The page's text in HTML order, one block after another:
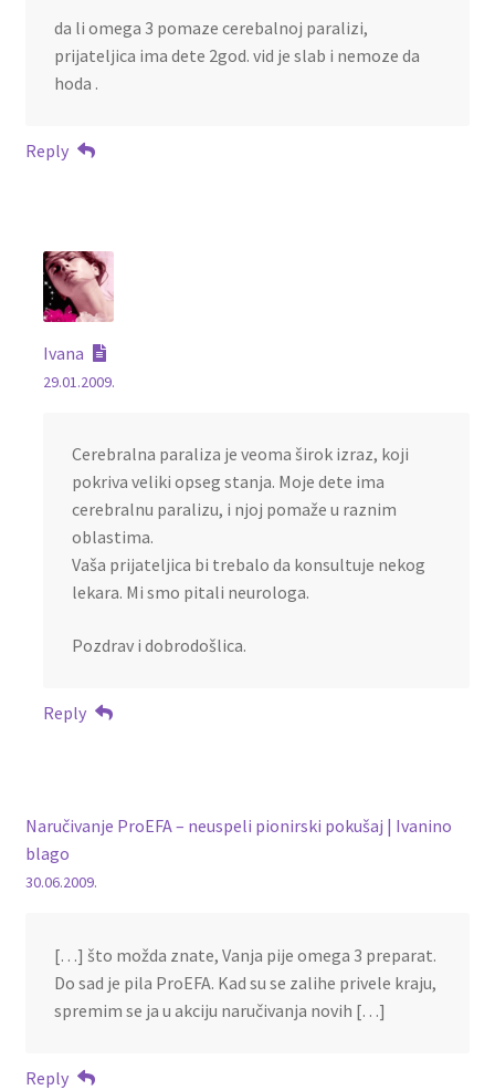
da li omega 3 pomaze cerebalnoj paralizi,
prijateljica ima dete 2god. vid je slab i nemoze da
hoda .
Reply
Ivana
29.01.2009.
Cerebralna paraliza je veoma širok izraz, koji
pokriva veliki opseg stanja. Moje dete ima
cerebralnu paralizu, i njoj pomaže u raznim
oblastima.
Vaša prijateljica bi trebalo da konsultuje nekog
lekara. Mi smo pitali neurologa.
Pozdrav i dobrodošlica.
Reply
Naručivanje ProEFA – neuspeli pionirski pokušaj | Ivanino
blago
30.06.2009.
[…] što možda znate, Vanja pije omega 3 preparat.
Do sad je pila ProEFA. Kad su se zalihe privele kraju,
spremim se ja u akciju naručivanja novih […]
Reply